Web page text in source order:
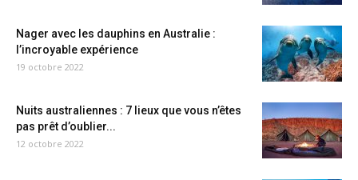
Nager avec les dauphins en Australie :
l’incroyable expérience
19 octobre 2022
Nuits australiennes : 7 lieux que vous n’êtes
pas prêt d’oublier...
12 octobre 2022